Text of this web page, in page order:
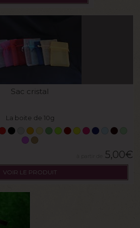
Sac cristal
La boite de 10g
5,00€
VOIR LE PRODUIT